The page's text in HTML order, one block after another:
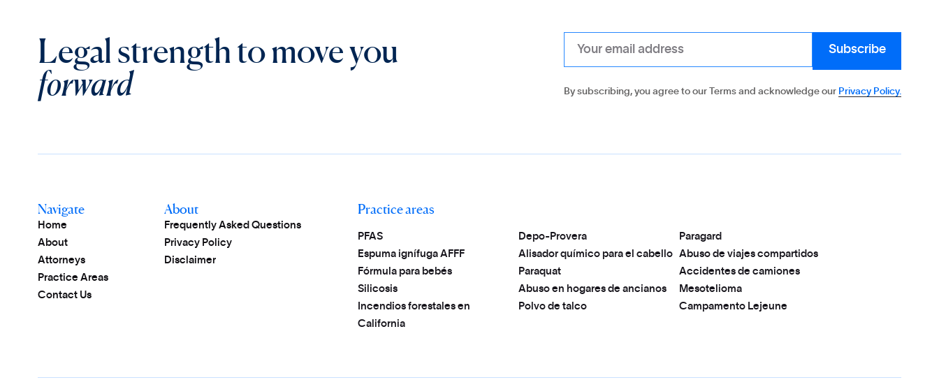
Legal strength to move you
forward By subscribing, you agree to our Terms and acknowledge our Privacy Policy.
Navigate
Home
About
Attorneys
Practice Areas
Contact Us
About
Frequently Asked Questions
Privacy Policy
Disclaimer
Practice areas
PFAS Depo-Provera
Paragard
Espuma ignífuga AFFF
Alisador químico para el cabello
Abuso de viajes compartidos
Fórmula para bebés
Paraquat
Accidentes de camiones
Silicosis
Abuso en hogares de ancianos
Mesotelioma
Incendios forestales en
California
Polvo de talco Campamento Lejeune